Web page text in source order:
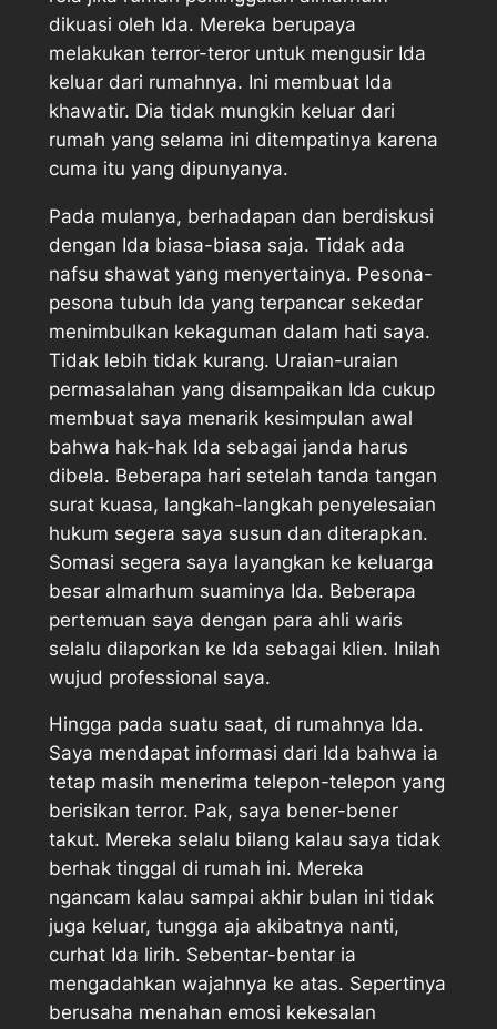
dikuasi oleh Ida. Mereka berupaya
melakukan terror-teror untuk mengusir Ida
keluar dari rumahnya. Ini membuat Ida
khawatir. Dia tidak mungkin keluar dari
rumah yang selama ini ditempatinya karena
cuma itu yang dipunyanya.
Pada mulanya, berhadapan dan berdiskusi
dengan Ida biasa-biasa saja. Tidak ada
nafsu shawat yang menyertainya. Pesona-
pesona tubuh Ida yang terpancar sekedar
menimbulkan kekaguman dalam hati saya.
Tidak lebih tidak kurang. Uraian-uraian
permasalahan yang disampaikan Ida cukup
membuat saya menarik kesimpulan awal
bahwa hak-hak Ida sebagai janda harus
dibela. Beberapa hari setelah tanda tangan
surat kuasa, langkah-langkah penyelesaian
hukum segera saya susun dan diterapkan.
Somasi segera saya layangkan ke keluarga
besar almarhum suaminya Ida. Beberapa
pertemuan saya dengan para ahli waris
selalu dilaporkan ke Ida sebagai klien. Inilah
wujud professional saya.
Hingga pada suatu saat, di rumahnya Ida.
Saya mendapat informasi dari Ida bahwa ia
tetap masih menerima telepon-telepon yang
berisikan terror. Pak, saya bener-bener
takut. Mereka selalu bilang kalau saya tidak
berhak tinggal di rumah ini. Mereka
ngancam kalau sampai akhir bulan ini tidak
juga keluar, tungga aja akibatnya nanti,
curhat Ida lirih. Sebentar-bentar ia
mengadahkan wajahnya ke atas. Sepertinya
berusaha menahan emosi kekesalan